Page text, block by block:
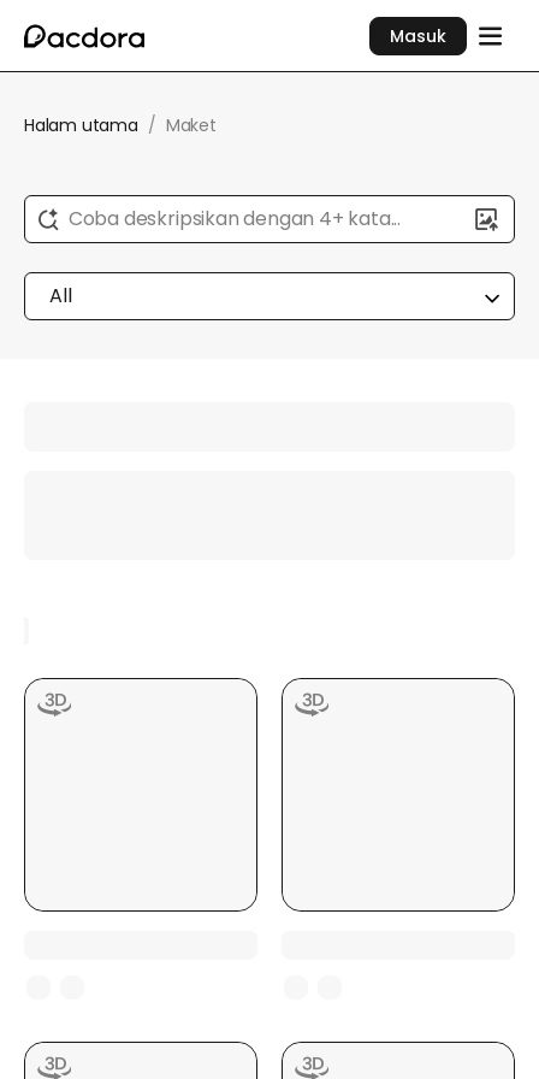
Masuk
Halam utama / Maket
Coba deskripsikan dengan 4+ kata...
All